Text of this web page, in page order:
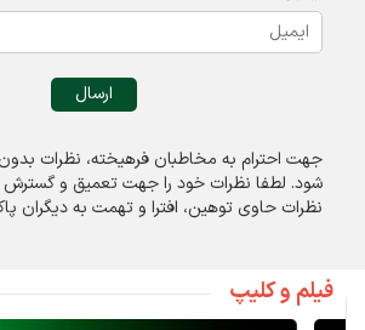
جهت احترام به مخاطبان فرهیخته، نظرات
شود. لطفا نظرات خود را جهت تعميق و گسترش
نظرات حاوی توهين، افترا و تهمت به ديگران
فیلم و کلیپ